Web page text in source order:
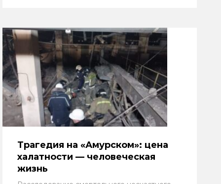
Трагедия на «Амурском»: цена
халатности — человеческая
жизнь